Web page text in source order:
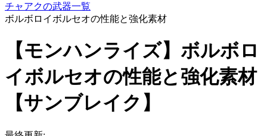
チャアクの武器一覧
ボルボロイボルセオの性能と強化素材
【モンハンライズ】ボルボロ
イボルセオの性能と強化素材
【サンブレイク】